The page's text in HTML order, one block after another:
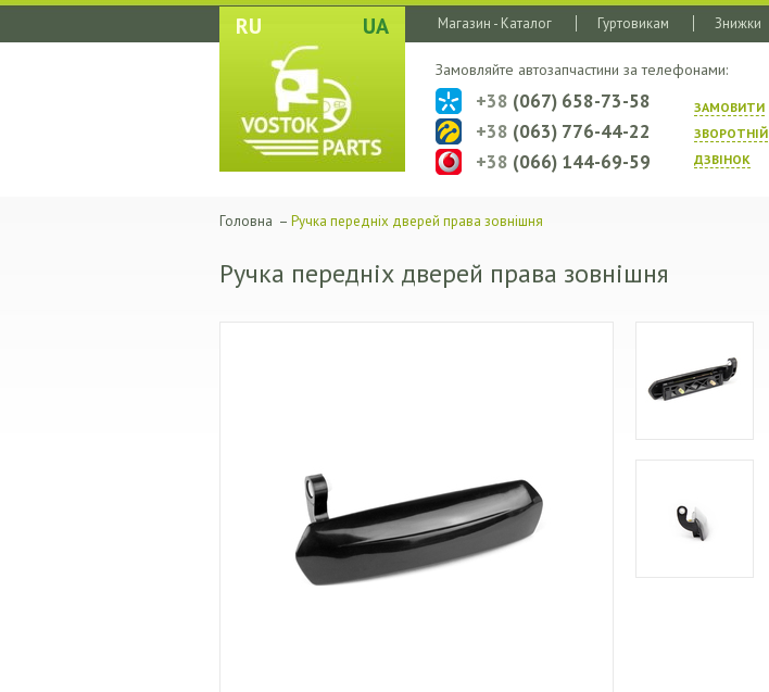
RU UA Магазин - Каталог Гуртовикам Знижки
Замовляйте автозапчастини за телефонами:
ЗАМОВИТИ
ЗВОРОТНIЙ
ДЗВIНОК
+38 (067) 658-73-58
+38 (063) 776-44-22
+38 (066) 144-69-59
Головна – Ручка передніх дверей права зовнішня
Ручка передніх дверей права зовнішня